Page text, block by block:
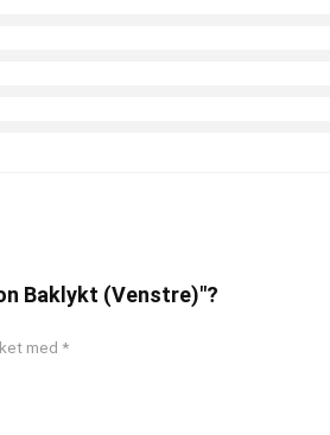
Baklykt (Venstre)"?
med *